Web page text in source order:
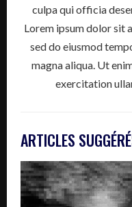
culpa qui officia
Lorem ipsum dolor sit
sed do eiusmod
magna aliqua. Ut
exercitation
ARTICLES